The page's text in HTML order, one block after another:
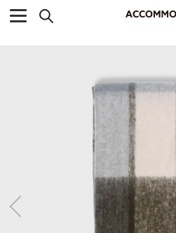
CATEGORY カテゴリー
ショルダーバッグ
バックパック
ECO BAG エコバッグ
BRAND ブランド
コラボレーション
商品検索
オススメキーワード
ミーコ パーシー